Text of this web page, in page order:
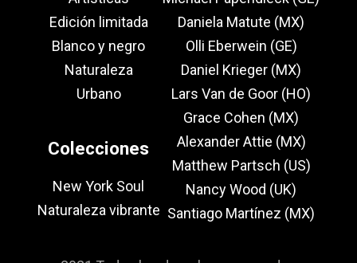
Edición limitada
Blanco y negro
Naturaleza
Urbano
Colecciones
New York Soul
Naturaleza vibrante
Daniela Matute (MX)
Olli Eberwein (GE)
Daniel Krieger (MX)
Lars Van de Goor (HO)
Grace Cohen (MX)
Alexander Attie (MX)
Matthew Partsch (US)
Nancy Wood (UK)
Santiago Martínez (MX)